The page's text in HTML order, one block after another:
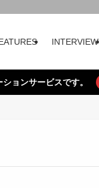
INTERVIEW
ョンサービスです。